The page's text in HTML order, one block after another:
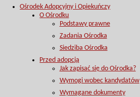
Ośrodek Adopcyjny i Opiekuńczy
O Ośrodku
Podstawy prawne
Zadania Ośrodka
Siedziba Ośrodka
Przed adopcją
Jak zapisać się do Ośrodka?
Wymogi wobec kandydatów
Wymagane dokumenty